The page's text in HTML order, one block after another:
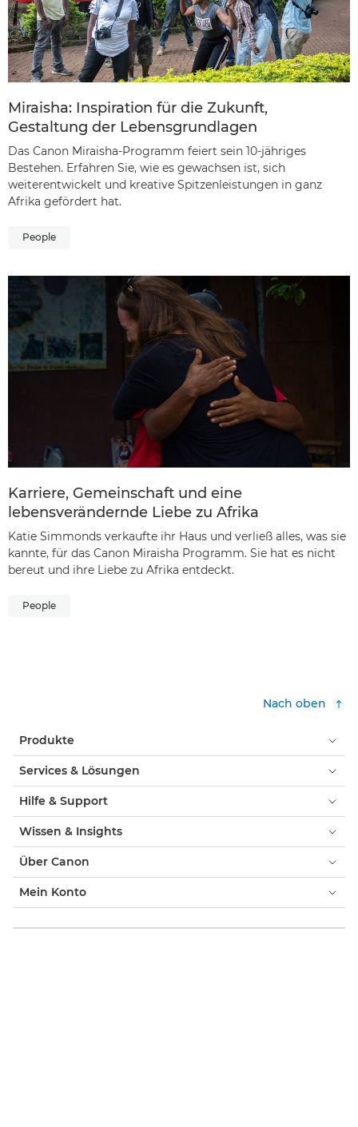
Miraisha: Inspiration für die Zukunft,
Gestaltung der Lebensgrundlagen
Das Canon Miraisha-Programm feiert sein 10-jähriges
Bestehen. Erfahren Sie, wie es gewachsen ist, sich
weiterentwickelt und kreative Spitzenleistungen in ganz
Afrika gefördert hat.
People
Karriere, Gemeinschaft und eine
lebensverändernde Liebe zu Afrika
Katie Simmonds verkaufte ihr Haus und verließ alles, was sie
kannte, für das Canon Miraisha Programm. Sie hat es nicht
bereut und ihre Liebe zu Afrika entdeckt.
People
Nach oben
Produkte
Services & Lösungen
Hilfe & Support
Wissen & Insights
Über Canon
Mein Konto